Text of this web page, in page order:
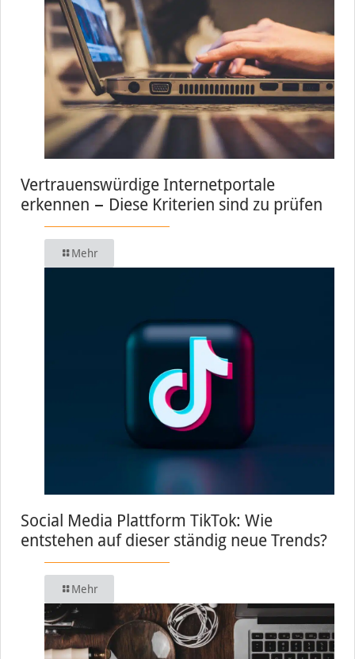
Vertrauenswürdige Internetportale
erkennen − Diese Kriterien sind zu prüfen
Mehr
Social Media Plattform TikTok: Wie
entstehen auf dieser ständig neue Trends?
Mehr